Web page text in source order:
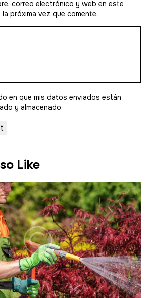
correo electrónico y web en este
próxima vez que comente.
en que mis datos enviados están
y almacenado.
Like